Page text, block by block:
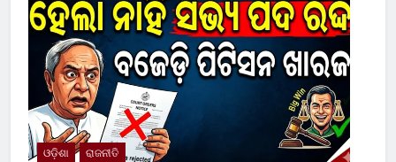
ଓଡ଼ିଶା ରାଜନୀତି